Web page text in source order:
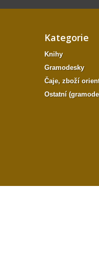
Kategorie
Knihy
Gramodesky
Čaje, zboží
Ostatní